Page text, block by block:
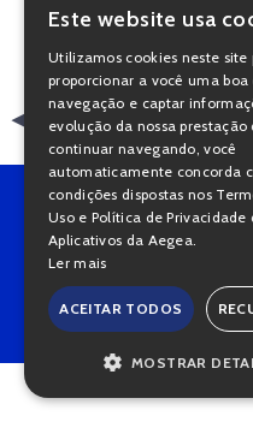
voltar
Copyright © 2022 •
Este website usa
Utilizamos cookies neste site
proporcionar a você uma
navegação e captar
evolução da nossa prestação
continuar navegando, você
automaticamente concorda
condições dispostas nos
Uso e Política de Privacidade
Aplicativos da Aegea.
Ler mais
ACEITAR TODOS
MOSTRAR